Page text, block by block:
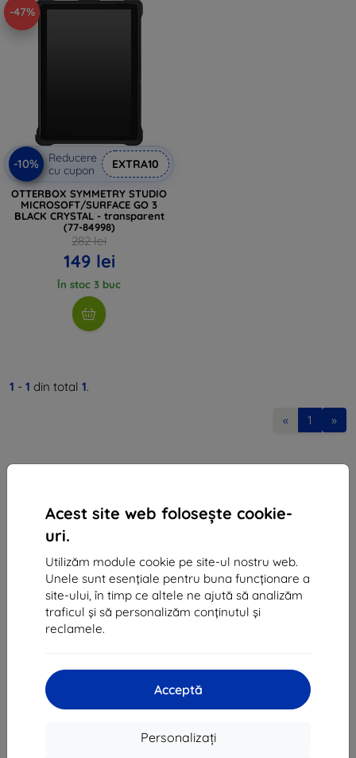
Acest site web folosește cookie-
uri.
Utilizăm module cookie pe site-ul nostru web.
Unele sunt esențiale pentru buna funcționare a
site-ului, în timp ce altele ne ajută să analizăm
traficul și să personalizăm conținutul și
reclamele.
Acceptă
Personalizați
-47%
-10%
Reducere
cu cupon
EXTRA10
OTTERBOX SYMMETRY STUDIO
MICROSOFT/SURFACE GO 3
BLACK CRYSTAL - transparent
(77-84998)
282 lei
149 lei
În stoc 3 buc
1 - 1 din total 1.
« 1 »
Ulica Rudolfa Mocka 3750/2A
841 04 Bratislava
46701494
CUI TVA:SK2023549671
Contact